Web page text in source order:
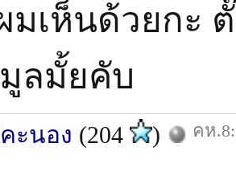
มเห็นด้วยกะ
ลมั้ยคับ
ะนอง (204 ) คห